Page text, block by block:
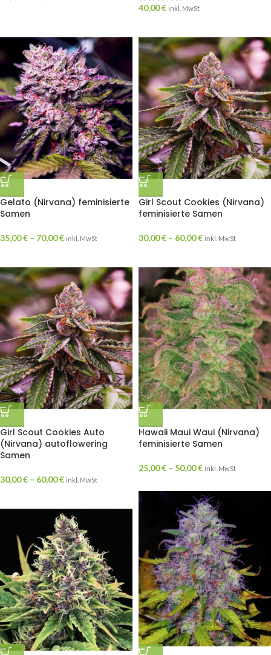
40,00€ inkl. MwSt
Gelato (Nirvana) feminisierte
Samen
35,00€ – 70,00€ inkl. MwSt
Girl Scout Cookies (Nirvana)
feminisierte Samen
30,00€ – 60,00€ inkl. MwSt
Girl Scout Cookies Auto
(Nirvana) autoflowering
Samen
30,00€ – 60,00€ inkl. MwSt
Hawaii Maui Waui (Nirvana)
feminisierte Samen
25,00€ – 50,00€ inkl. MwSt